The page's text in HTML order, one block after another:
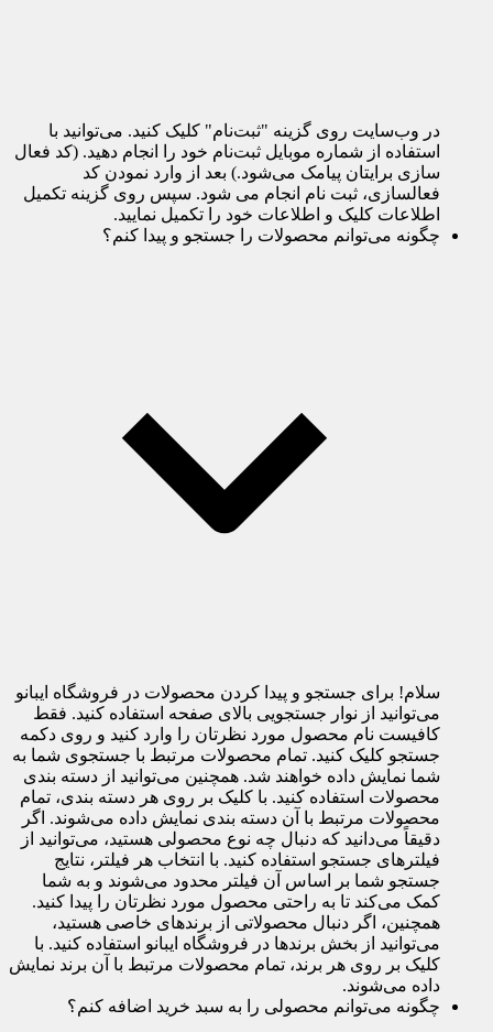
در وب‌سایت روی گزینه "ثبت‌نام" کلیک کنید. می‌توانید با
استفاده از شماره موبایل ثبت‌نام خود را انجام دهید. (کد فعال
سازی برایتان پیامک می‌شود.) بعد از وارد نمودن کد
فعالسازی، ثبت نام انجام می شود. سپس روی گزینه تکمیل
اطلاعات کلیک و اطلاعات خود را تکمیل نمایید.
چگونه می‌توانم محصولات را جستجو و پیدا کنم؟
سلام! برای جستجو و پیدا کردن محصولات در فروشگاه ایبانو
می‌توانید از نوار جستجویی بالای صفحه استفاده کنید. فقط
کافیست نام محصول مورد نظرتان را وارد کنید و روی دکمه
جستجو کلیک کنید. تمام محصولات مرتبط با جستجوی شما به
شما نمایش داده خواهند شد. همچنین می‌توانید از دسته بندی
محصولات استفاده کنید. با کلیک بر روی هر دسته بندی، تمام
محصولات مرتبط با آن دسته بندی نمایش داده می‌شوند. اگر
دقیقاً می‌دانید که دنبال چه نوع محصولی هستید، می‌توانید از
فیلترهای جستجو استفاده کنید. با انتخاب هر فیلتر، نتایج
جستجو شما بر اساس آن فیلتر محدود می‌شوند و به شما
کمک می‌کند تا به راحتی محصول مورد نظرتان را پیدا کنید.
همچنین، اگر دنبال محصولاتی از برندهای خاصی هستید،
می‌توانید از بخش برندها در فروشگاه ایبانو استفاده کنید. با
کلیک بر روی هر برند، تمام محصولات مرتبط با آن برند نمایش
داده می‌شوند.
چگونه می‌توانم محصولی را به سبد خرید اضافه کنم؟